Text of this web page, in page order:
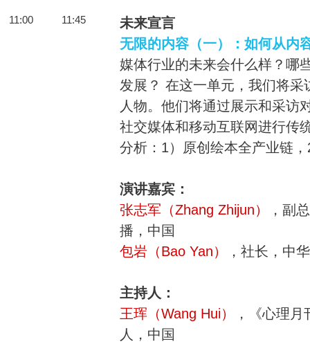
11:00 11:45
未来宣言
无限的内容（一）：如何从内
媒体行业的未来会什么样？哪
发展？ 在这一单元，我们将
人物。他们将通过展示和采访
社交媒体和移动互联网进行传
分析：1）原创绘本全产业链
演讲嘉宾：
张志军（Zhang Zhijun）
，副
播，中国
包岩（Bao Yan）
，社长，中
主持人：
王珲（Wang Hui）
，《心理
人，中国